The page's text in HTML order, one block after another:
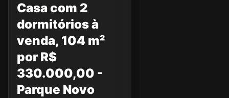
Casa com 2
dormitórios à
venda, 104 m²
por R$
330.000,00 -
Parque Novo